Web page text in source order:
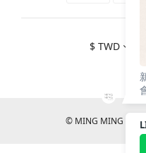
$ TWD
© MING MING CO.,